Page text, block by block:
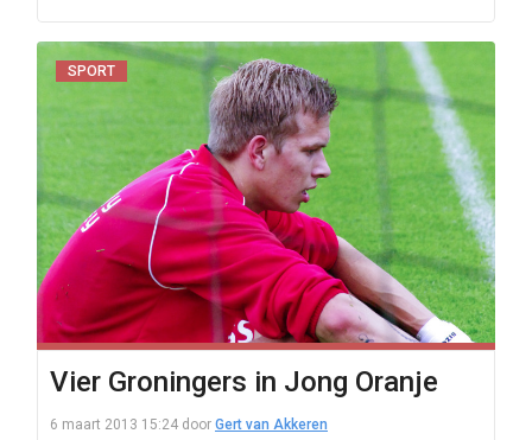
SPORT
Vier Groningers in Jong Oranje
6 maart 2013 15:24 door Gert van Akkeren